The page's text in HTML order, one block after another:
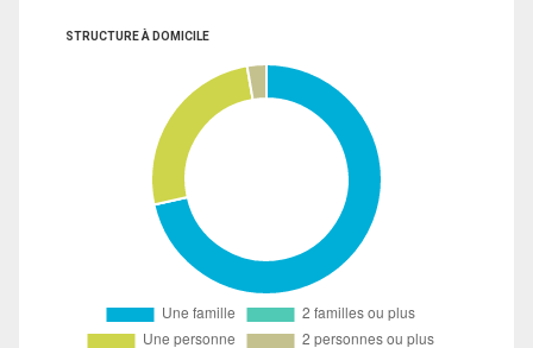
STRUCTURE À DOMICILE